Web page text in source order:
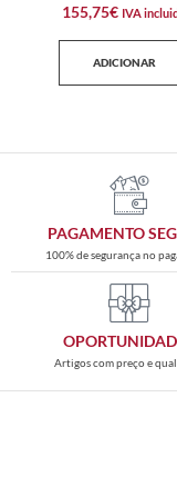
155,75€ IVA
ADICIONAR
PAGAMENTO
100% de segurança no
Artigos com preço e